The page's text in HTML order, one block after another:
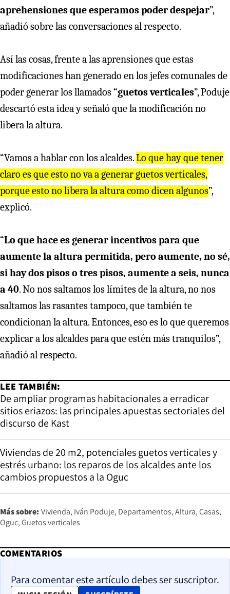
aprehensiones que esperamos poder despejar”,
añadió sobre las conversaciones al respecto.
Así las cosas, frente a las aprensiones que estas
modificaciones han generado en los jefes comunales de
poder generar los llamados “guetos verticales”, Poduje
descartó esta idea y señaló que la modificación no
libera la altura.
“Vamos a hablar con los alcaldes.Lo que hay que tener
claro es que esto no va a generar guetos verticales,
porque esto no libera la altura como dicen algunos”,
explicó.
“Lo que hace es generar incentivos para que
aumente la altura permitida, pero aumente, no sé,
si hay dos pisos o tres pisos, aumente a seis, nunca
a 40. No nos saltamos los límites de la altura, no nos
saltamos las rasantes tampoco, que también te
condicionan la altura. Entonces, eso es lo que queremos
explicar a los alcaldes para que estén más tranquilos”,
añadió al respecto.
LEE TAMBIÉN:
De ampliar programas habitacionales a erradicar
sitios eriazos: las principales apuestas sectoriales del
discurso de Kast
Viviendas de 20 m2, potenciales guetos verticales y
estrés urbano: los reparos de los alcaldes ante los
cambios propuestos a la Oguc
Más sobre: Vivienda Iván Poduje Departamentos Altura Casas
Oguc Guetos verticales
COMENTARIOS
Para comentar este artículo debes ser suscriptor.